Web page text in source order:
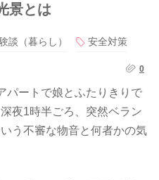
景とは
談（暮らし） 安全対策
0
パートで娘とふたりきりで
夜1時半ごろ、突然ベラン
う不審な物音と何者かの気